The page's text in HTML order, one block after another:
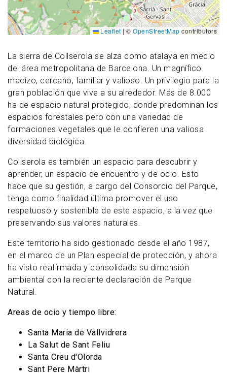
La sierra de Collserola se alza como atalaya en medio
del área metropolitana de Barcelona. Un magnífico
macizo, cercano, familiar y valioso. Un privilegio para la
gran población que vive a su alrededor. Más de 8.000
ha de espacio natural protegido, donde predominan los
espacios forestales pero con una variedad de
formaciones vegetales que le confieren una valiosa
diversidad biológica.
Collserola es también un espacio para descubrir y
aprender, un espacio de encuentro y de ocio. Esto
hace que su gestión, a cargo del Consorcio del Parque,
tenga como finalidad última promover el uso
respetuoso y sostenible de este espacio, a la vez que
preservando sus valores naturales.
Este territorio ha sido gestionado desde el año 1987,
en el marco de un Plan especial de protección, y ahora
ha visto reafirmada y consolidada su dimensión
ambiental con la reciente declaración de Parque
Natural.
Areas de ocio y tiempo libre:
Santa Maria de Vallvidrera
La Salut de Sant Feliu
Santa Creu d'Olorda
Sant Pere Màrtri
Leaflet |© OpenStreetMap contributors